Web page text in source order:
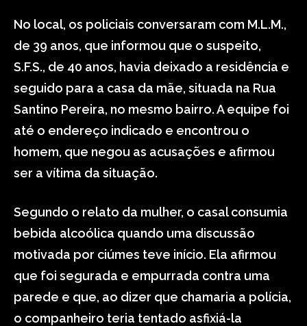
No local, os policiais conversaram com M.L.M.,
de 39 anos, que informou que o suspeito,
S.F.S., de 40 anos, havia deixado a residência e
seguido para a casa da mãe, situada na Rua
Santino Pereira, no mesmo bairro. A equipe foi
até o endereço indicado e encontrou o
homem, que negou as acusações e afirmou
ser a vítima da situação.
Segundo o relato da mulher, o casal consumia
bebida alcoólica quando uma discussão
motivada por ciúmes teve início. Ela afirmou
que foi segurada e empurrada contra uma
parede e que, ao dizer que chamaria a polícia,
o companheiro teria tentado asfixiá-la